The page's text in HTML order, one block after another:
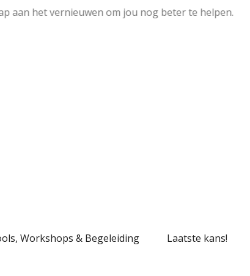
aan het vernieuwen om jou nog beter te helpen.
Workshops & Begeleiding Laatste kans!